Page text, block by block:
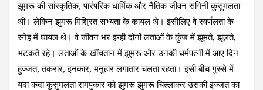
झुमरू की सांस्कृतिक, पारंपरिक धार्मिक और नैतिक जीवन संगिनी कुसुमलता
थी। लेकिन झुमरू मिश्रित सभ्यता के कायल थे। इसीलिए वे स्वर्णलता के
स्नेह में घायल थे। वे जीवन भर इन्ही दोनों लताओं के कुंज में झूमते, झूलते,
भटकते रहे। लताओं के खींचतान में झुमरू और उनकी धर्मपत्नी में आए दिन
हुज्जत, तकरार, इनकार, मनुहार लगातार चलता रहता। इसी बीच गुस्से में
यदा कदा कुसुमलता रामपुकार को झुमरू झुमरू चिल्लाकर उसकी इज्जत का